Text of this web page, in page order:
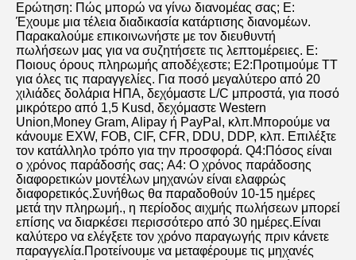
Ερώτηση: Πώς μπορώ να γίνω διανομέας σας; Ε:
Έχουμε μια τέλεια διαδικασία κατάρτισης διανομέων.
Παρακαλούμε επικοινωνήστε με τον διευθυντή
πωλήσεων μας για να συζητήσετε τις λεπτομέρειες. Ε:
Ποιους όρους πληρωμής αποδέχεστε; Ε2:Προτιμούμε TT
για όλες τις παραγγελίες. Για ποσό μεγαλύτερο από 20
χιλιάδες δολάρια ΗΠΑ, δεχόμαστε L/C μπροστά, για ποσό
μικρότερο από 1,5 Kusd, δεχόμαστε Western
Union,Money Gram, Alipay ή PayPal, κλπ.Μπορούμε να
κάνουμε EXW, FOB, CIF, CFR, DDU, DDP, κλπ. Επιλέξτε
τον κατάλληλο τρόπο για την προσφορά. Q4:Πόσος είναι
ο χρόνος παράδοσής σας; A4: Ο χρόνος παράδοσης
διαφορετικών μοντέλων μηχανών είναι ελαφρώς
διαφορετικός.Συνήθως θα παραδοθούν 10-15 ημέρες
μετά την πληρωμή., η περίοδος αιχμής πωλήσεων μπορεί
επίσης να διαρκέσει περισσότερο από 30 ημέρες.Είναι
καλύτερο να ελέγξετε τον χρόνο παραγωγής πριν κάνετε
παραγγελία.Προτείνουμε να μεταφέρουμε τις μηχανές